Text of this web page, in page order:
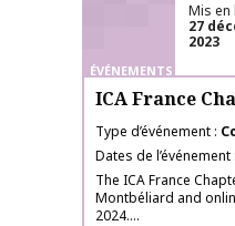
ÉVÉNEMENTS
Mis en
27
2023
ICA France
Type d’événement
Dates de l’événement
The ICA France
Montbéliard and
2024....